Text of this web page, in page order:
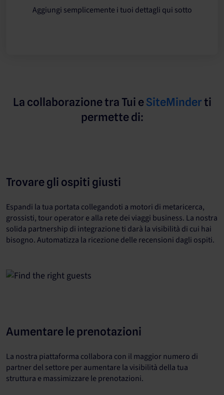
Aggiungi semplicemente i tuoi dettagli qui sotto
La collaborazione tra Tui eSiteMinder ti
permette di:
Trovare gli ospiti giusti
Espandi la tua portata collegandoti a motori di metaricerca,
grossisti, tour operator e alla rete dei viaggi business. La nostra
solida partnership di integrazione ti darà la visibilità di cui hai
bisogno. Automatizza la ricezione delle recensioni dagli ospiti.
Aumentare le prenotazioni
La nostra piattaforma collabora con il maggior numero di
partner del settore per aumentare la visibilità della tua
struttura e massimizzare le prenotazioni.